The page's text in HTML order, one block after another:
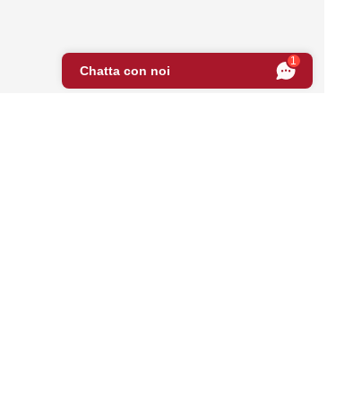
Chatta con noi
1
le tue preferenze per controllare come